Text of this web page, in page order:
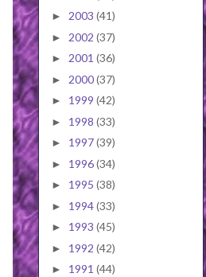
► 2003 (41)
► 2002 (37)
► 2001 (36)
► 2000(37)
► 1999 (42)
► 1998 (33)
► 1997(39)
► 1996(34)
► 1995 (38)
► 1994(33)
► 1993 (45)
► 1992 (42)
► 1991 (44)